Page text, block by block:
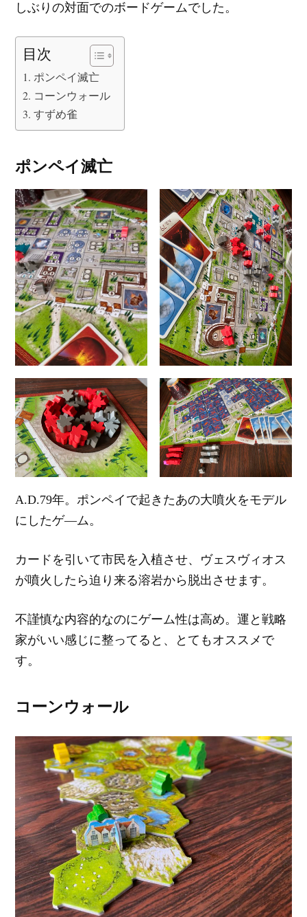
しぶりの対面でのボードゲームでした。
目次
ポンペイ滅亡
コーンウォール
すずめ雀
ポンペイ滅亡
A.D.79年。ポンペイで起きたあの大噴火をモデル
にしたゲ―ム。
カードを引いて市民を入植させ、ヴェスヴィオス
が噴火したら迫り来る溶岩から脱出させます。
不謹慎な内容的なのにゲーム性は高め。運と戦略
家がいい感じに整ってると、とてもオススメで
す。
コーンウォール